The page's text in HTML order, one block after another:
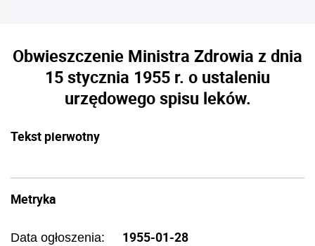
Obwieszczenie Ministra Zdrowia z dnia
15 stycznia 1955 r. o ustaleniu
urzędowego spisu leków.
Tekst pierwotny
Metryka
Data ogłoszenia: 1955-01-28